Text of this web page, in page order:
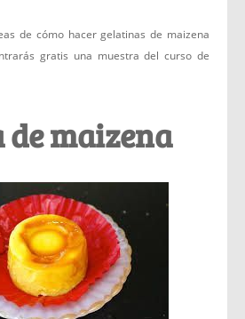
de cómo hacer gelatinas de maizena
gratis una muestra del curso de
maizena